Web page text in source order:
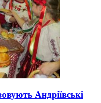
Андріївські